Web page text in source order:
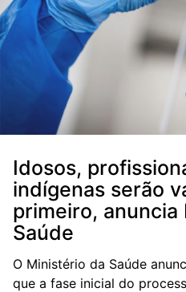
Idosos,
indígenas serão
primeiro, anuncia
Saúde
O Ministério da Saúde
que a fase inicial do